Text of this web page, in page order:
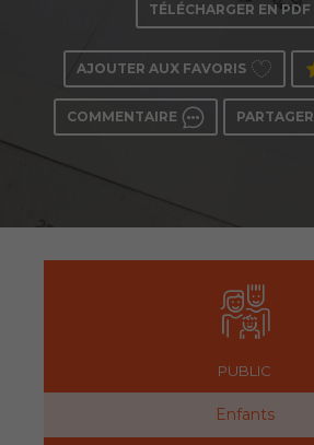
TÉLÉCHARGER EN PDF
AJOUTER AUX FAVORIS
COMMENTAIRE PARTAGER
PUBLIC
Enfants